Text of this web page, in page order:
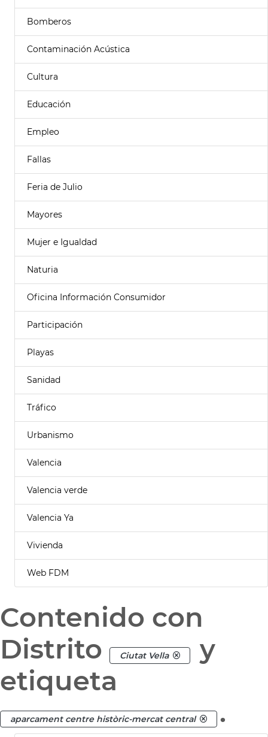
Bomberos
Contaminación Acústica
Cultura
Educación
Empleo
Fallas
Feria de Julio
Mayores
Mujer e Igualdad
Naturia
Oficina Información Consumidor
Participación
Playas
Sanidad
Tráfico
Urbanismo
Valencia
Valencia verde
Valencia Ya
Vivienda
Web FDM
Contenido con
Distrito
Ciutat Vella
y
etiqueta
aparcament centre històric-mercat central .